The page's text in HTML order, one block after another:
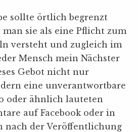
man sie als eine Pflicht zum
versteht und zugleich im
Mensch mein Nächster
Gebot nicht nur
eine unverantwortbare
oder ähnlich lauteten
auf Facebook oder in
nach der Veröffentlichung